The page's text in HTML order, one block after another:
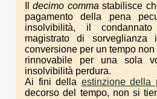
Ildecimo comma stabilisce
pagamento della pena
insolvibilità, il
magistrato di sorveglianza
conversione per un tempo
rinnovabile per una sola
insolvibilità perdura.
Ai fini della estinzione della
decorso del tempo, non si